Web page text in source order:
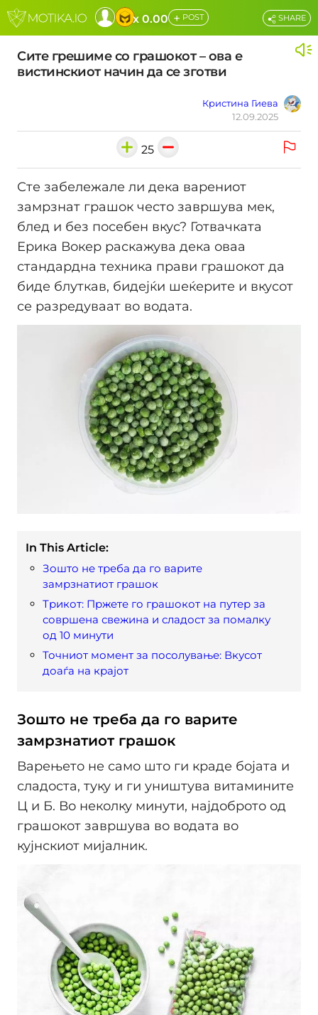
x 0.00 + POST
Сите грешиме со грашокот – ова е
вистинскиот начин да се зготви
Кристина Гиева
12.09.2025
SHARE
25
Сте забележале ли дека варениот
замрзнат грашок често завршува мек,
блед и без посебен вкус? Готвачката
Ерика Вокер раскажува дека оваа
стандардна техника прави грашокот да
биде блуткав, бидејќи шеќерите и вкусот
се разредуваат во водата.
In This Article:
Зошто не треба да го варите
замрзнатиот грашок
Трикот: Пржете го грашокот на путер за
совршена свежина и сладост за помалку
од 10 минути
Точниот момент за посолување: Вкусот
доаѓа на крајот
Зошто не треба да го варите
замрзнатиот грашок
Варењето не само што ги краде бојата и
сладоста, туку и ги уништува витамините
Ц и Б. Во неколку минути, најдоброто од
грашокот завршува во водата во
кујнскиот мијалник.